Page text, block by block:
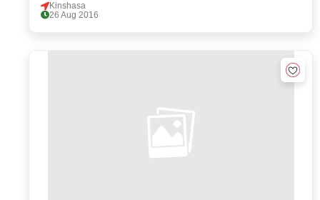
Kinshasa
26 Aug 2016